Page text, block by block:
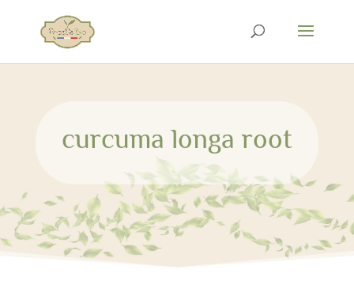
curcuma longa root